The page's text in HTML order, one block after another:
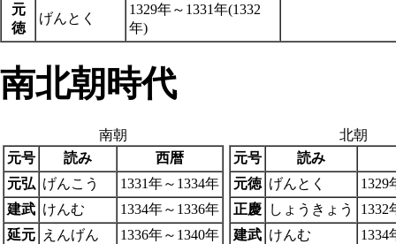
元
徳
げんとく
1329年～1331年(1332
年)
南北朝時代
南朝
元号
読み
西暦
元弘 げんこう
1331年～1334年
建武 けんむ
1334年～1336年
延元
えんげん
1336年～1340年
北朝
元号
読み
元徳 げんとく
1329
正慶
しょうきょう
1332
建武 けんむ
1334